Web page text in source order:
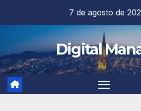
contenido
7 de agosto de
Digital